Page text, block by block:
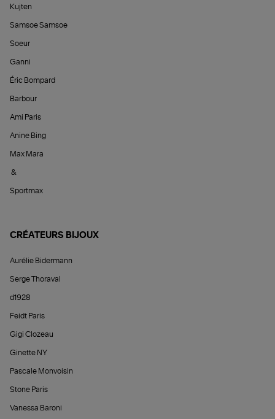
Kujten
Samsoe Samsoe
Soeur
Ganni
Éric Bompard
Barbour
Ami Paris
Anine Bing
Max Mara
&
Sportmax
CRÉATEURS BIJOUX
Aurélie Bidermann
Serge Thoraval
d1928
Feidt Paris
Gigi Clozeau
Ginette NY
Pascale Monvoisin
Stone Paris
Vanessa Baroni